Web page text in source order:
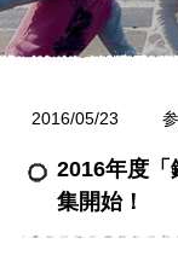
2016/05/23
2016年度
集開始！